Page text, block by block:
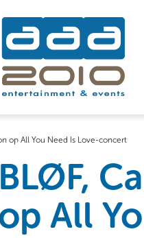
op All You Need Is Love-concert
BLØF,
All